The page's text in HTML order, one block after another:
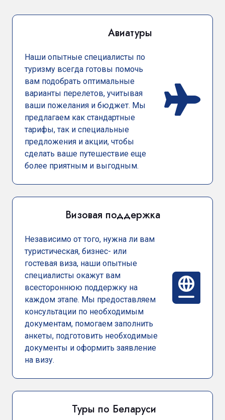
Авиатуры
Наши опытные специалисты по
туризму всегда готовы помочь
вам подобрать оптимальные
варианты перелетов, учитывая
ваши пожелания и бюджет. Мы
предлагаем как стандартные
тарифы, так и специальные
предложения и акции, чтобы
сделать ваше путешествие еще
более приятным и выгодным.
Визовая поддержка
Независимо от того, нужна ли вам
туристическая, бизнес- или
гостевая виза, наши опытные
специалисты окажут вам
всестороннюю поддержку на
каждом этапе. Мы предоставляем
консультации по необходимым
документам, помогаем заполнить
анкеты, подготовить необходимые
документы и оформить заявление
на визу.
Туры по Беларуси